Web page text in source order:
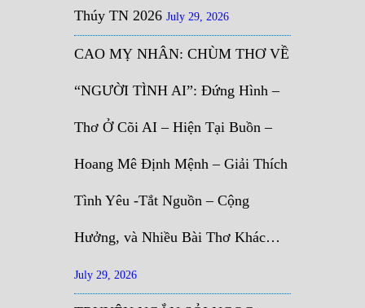
Thúy TN 2026 July 29, 2026
CAO MỴ NHÂN: CHÙM THƠ VỀ
“NGƯỜI TÌNH AI”: Đứng Hình –
Thơ Ở Cõi AI – Hiện Tại Buồn –
Hoang Mê Định Mệnh – Giải Thích
Tình Yêu -Tắt Nguồn – Cộng
Hưởng, và Nhiều Bài Thơ Khác…
July 29, 2026